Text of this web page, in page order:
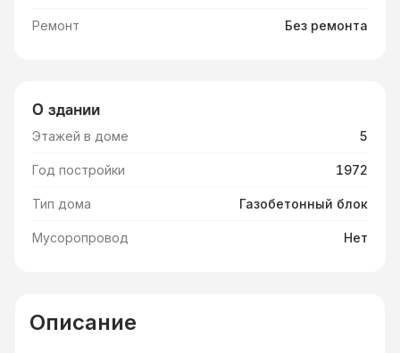
Ремонт Без ремонта
О здании
Этажей в доме 5
Год постройки 1972
Тип дома Газобетонный блок
Мусоропровод Нет
Описание